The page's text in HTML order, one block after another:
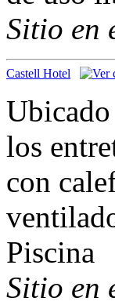
Sitio en
Castell Hotel
los
con
Piscina
Sitio en